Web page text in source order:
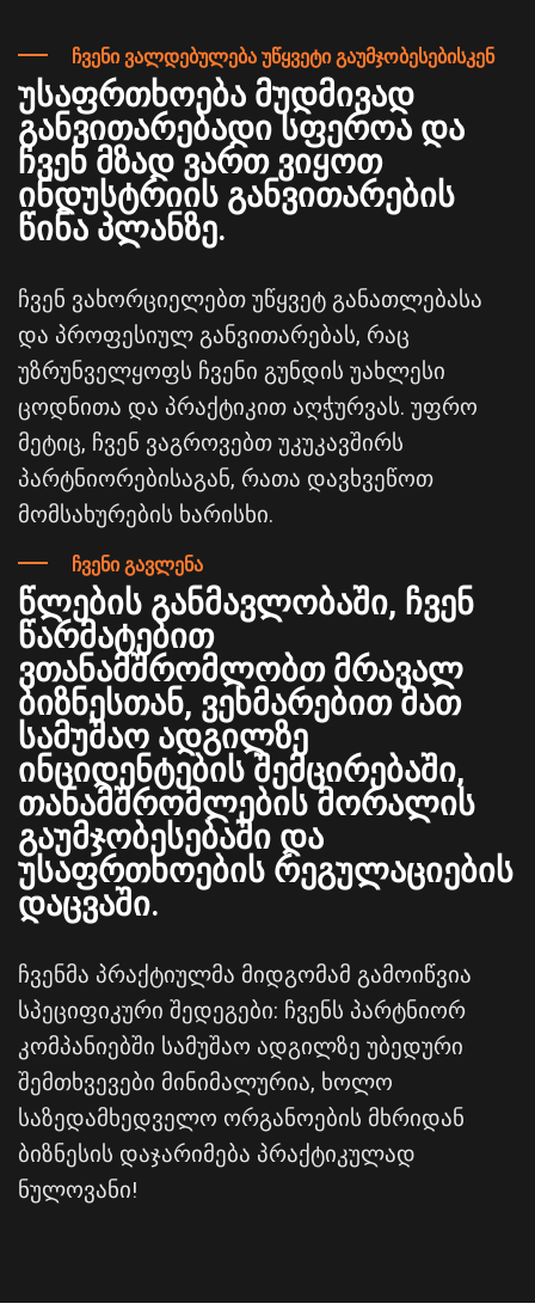
ჩვენი ვალდებულება უწყვეტი გაუმჯობესებისკენ
უსაფრთხოება მუდმივად
განვითარებადი სფეროა და
ჩვენ მზად ვართ ვიყოთ
ინდუსტრიის განვითარების
წინა პლანზე.
ჩვენ ვახორციელებთ უწყვეტ განათლებასა
და პროფესიულ განვითარებას, რაც
უზრუნველყოფს ჩვენი გუნდის უახლესი
ცოდნითა და პრაქტიკით აღჭურვას. უფრო
მეტიც, ჩვენ ვაგროვებთ უკუკავშირს
პარტნიორებისაგან, რათა დავხვეწოთ
მომსახურების ხარისხი.
ჩვენი გავლენა
წლების განმავლობაში, ჩვენ
წარმატებით
ვთანამშრომლობთ მრავალ
ბიზნესთან, ვეხმარებით მათ
სამუშაო ადგილზე
ინციდენტების შემცირებაში,
თანამშრომლების მორალის
გაუმჯობესებაში და
უსაფრთხოების რეგულაციების
დაცვაში.
ჩვენმა პრაქტიულმა მიდგომამ გამოიწვია
სპეციფიკური შედეგები: ჩვენს პარტნიორ
კომპანიებში სამუშაო ადგილზე უბედური
შემთხვევები მინიმალურია, ხოლო
საზედამხედველო ორგანოების მხრიდან
ბიზნესის დაჯარიმება პრაქტიკულად
ნულოვანი!